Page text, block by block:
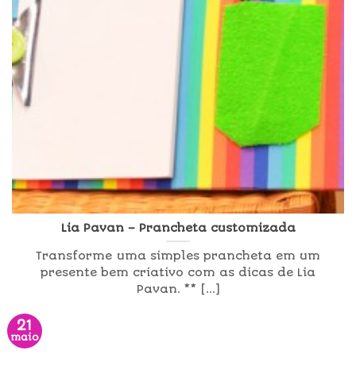
Lia Pavan – Prancheta customizada
Transforme uma simples prancheta em um
presente bem criativo com as dicas de Lia
Pavan. ** [...]
21
maio